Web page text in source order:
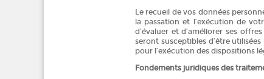
Le recueil de vos données
la passation et l’exécution de
d’évaluer et d’améliorer ses
seront susceptibles d’être
pour l’exécution des dispositions
Fondements juridiques des